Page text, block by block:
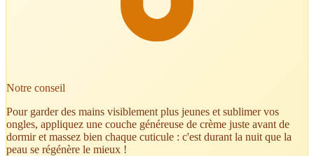
Notre conseil
Pour garder des mains visiblement plus jeunes et sublimer vos
ongles, appliquez une couche généreuse de crème juste avant de
dormir et massez bien chaque cuticule : c'est durant la nuit que la
peau se régénère le mieux !